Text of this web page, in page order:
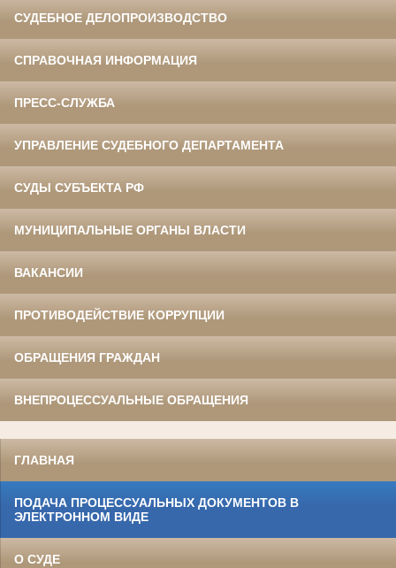
СУДЕБНОЕ ДЕЛОПРОИЗВОДСТВО
СПРАВОЧНАЯ ИНФОРМАЦИЯ
ПРЕСС-СЛУЖБА
УПРАВЛЕНИЕ СУДЕБНОГО ДЕПАРТАМЕНТА
СУДЫ СУБЪЕКТА РФ
МУНИЦИПАЛЬНЫЕ ОРГАНЫ ВЛАСТИ
ВАКАНСИИ
ПРОТИВОДЕЙСТВИЕ КОРРУПЦИИ
ОБРАЩЕНИЯ ГРАЖДАН
ВНЕПРОЦЕССУАЛЬНЫЕ ОБРАЩЕНИЯ
ГЛАВНАЯ
ПОДАЧА ПРОЦЕССУАЛЬНЫХ ДОКУМЕНТОВ В
ЭЛЕКТРОННОМ ВИДЕ
О СУДЕ